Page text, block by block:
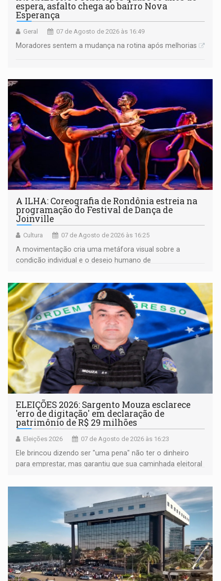
espera, asfalto chega ao bairro Nova
Esperança
Geral 07 de Agosto de 2026 às 16:49
Moradores sentem a mudança na rotina após melhorias
A ILHA: Coreografia de Rondônia estreia na
programação do Festival de Dança de
Joinville
Cultura 07 de Agosto de 2026 às 16:25
A movimentação cria uma metáfora visual sobre a
condição individual e o desejo humano de
ELEIÇÕES 2026: Sargento Mouza esclarece
'erro de digitação' em declaração de
patrimônio de R$ 29 milhões
Eleições 2026 07 de Agosto de 2026 às 16:23
Ele brincou dizendo ser "uma pena" não ter o dinheiro
para emprestar, mas garantiu que sua caminhada eleitoral